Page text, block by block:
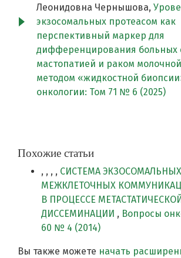
Леонидовна Чернышова,
экзосомальных протеасом как
перспективный маркер для
дифференцирования больных
мастопатией и раком
методом «жидкостной
онкологии: Том 71 № 6 (2025)
Похожие статьи
, , , , СИСТЕМА ЭКЗОСОМАЛЬНЫХ
МЕЖКЛЕТОЧНЫХ
В ПРОЦЕССЕ МЕТАСТАТИЧЕСКОЙ
ДИССЕМИНАЦИИ , Вопросы
60 № 4 (2014)
Вы также можете начать